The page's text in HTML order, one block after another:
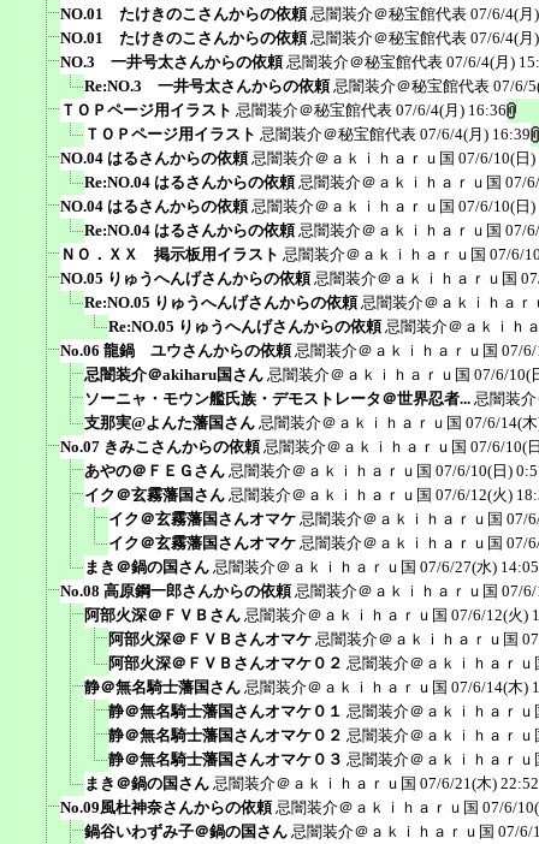
NO.01 たけきのこさんからの依頼 忌闇装介＠秘宝館代表 07/6/4(月
NO.01 たけきのこさんからの依頼 忌闇装介＠秘宝館代表 07/6/4(月
NO.3 一井号太さんからの依頼 忌闇装介＠秘宝館代表 07/6/4(月)
Re:NO.3 一井号太さんからの依頼 忌闇装介＠秘宝館代表 07/6/
ＴＯＰページ用イラスト 忌闇装介＠秘宝館代表 07/6/4(月) 16:36
ＴＯＰページ用イラスト 忌闇装介＠秘宝館代表 07/6/4(月) 16:39
NO.04 はるさんからの依頼 忌闇装介＠ａｋｉｈａｒｕ国 07/6/10(日)
Re:NO.04 はるさんからの依頼 忌闇装介＠ａｋｉｈａｒｕ国 07/
NO.04 はるさんからの依頼 忌闇装介＠ａｋｉｈａｒｕ国 07/6/10(日)
Re:NO.04 はるさんからの依頼 忌闇装介＠ａｋｉｈａｒｕ国 07/
ＮＯ．ＸＸ 掲示板用イラスト 忌闇装介＠ａｋｉｈａｒｕ国 07/6/
NO.05 りゅうへんげさんからの依頼 忌闇装介＠ａｋｉｈａｒｕ国
Re:NO.05 りゅうへんげさんからの依頼 忌闇装介＠ａｋｉｈａｒ
Re:NO.05 りゅうへんげさんからの依頼 忌闇装介＠ａｋｉｈ
No.06 龍鍋 ユウさんからの依頼 忌闇装介＠ａｋｉｈａｒｕ国 07/
忌闇装介＠akiharu国さん 忌闇装介＠ａｋｉｈａｒｕ国 07/6/10(
ソーニャ・モウン艦氏族・デモストレータ＠世界忍者... 忌闇装
支那実@よんた藩国さん 忌闇装介＠ａｋｉｈａｒｕ国 07/6/14(
No.07 きみこさんからの依頼 忌闇装介＠ａｋｉｈａｒｕ国 07/6/10(
あやの＠ＦＥＧさん 忌闇装介＠ａｋｉｈａｒｕ国 07/6/10(日)
イク＠玄霧藩国さん 忌闇装介＠ａｋｉｈａｒｕ国 07/6/12(火)
イク＠玄霧藩国さんオマケ 忌闇装介＠ａｋｉｈａｒｕ国 07/
イク＠玄霧藩国さんオマケ 忌闇装介＠ａｋｉｈａｒｕ国 07/
まき＠鍋の国さん 忌闇装介＠ａｋｉｈａｒｕ国 07/6/27(水) 14:05
No.08 高原鋼一郎さんからの依頼 忌闇装介＠ａｋｉｈａｒｕ国 07/
阿部火深＠ＦＶＢさん 忌闇装介＠ａｋｉｈａｒｕ国 07/6/12(火)
阿部火深＠ＦＶＢさんオマケ 忌闇装介＠ａｋｉｈａｒｕ国
阿部火深＠ＦＶＢさんオマケ０２ 忌闇装介＠ａｋｉｈａｒｕ
静＠無名騎士藩国さん 忌闇装介＠ａｋｉｈａｒｕ国 07/6/14(木)
静＠無名騎士藩国さんオマケ０１ 忌闇装介＠ａｋｉｈａｒｕ
静＠無名騎士藩国さんオマケ０２ 忌闇装介＠ａｋｉｈａｒｕ
静＠無名騎士藩国さんオマケ０３ 忌闇装介＠ａｋｉｈａｒｕ
まき＠鍋の国さん 忌闇装介＠ａｋｉｈａｒｕ国 07/6/21(木) 22:52
No.09風杜神奈さんからの依頼 忌闇装介＠ａｋｉｈａｒｕ国 07/6/
鍋谷いわずみ子＠鍋の国さん 忌闇装介＠ａｋｉｈａｒｕ国 07/6/